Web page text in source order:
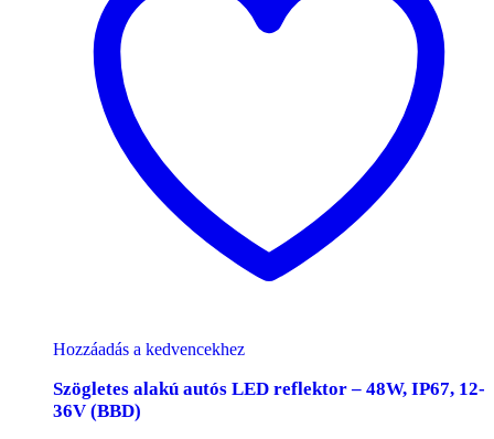
Hozzáadás a kedvencekhez
Szögletes alakú autós LED reflektor – 48W, IP67, 12-
36V (BBD)